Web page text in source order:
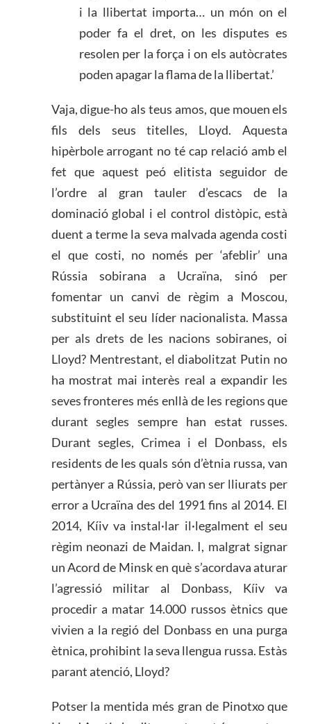
i la llibertat importa… un món on el
poder fa el dret, on les disputes es
resolen per la força i on els autòcrates
poden apagar la flama de la llibertat.’
Vaja, digue-ho als teus amos, que mouen els
fils dels seus titelles, Lloyd. Aquesta
hipèrbole arrogant no té cap relació amb el
fet que aquest peó elitista seguidor de
l’ordre al gran tauler d’escacs de la
dominació global i el control distòpic, està
duent a terme la seva malvada agenda costi
el que costi, no només per ‘afeblir’ una
Rússia sobirana a Ucraïna, sinó per
fomentar un canvi de règim a Moscou,
substituint el seu líder nacionalista. Massa
per als drets de les nacions sobiranes, oi
Lloyd? Mentrestant, el diabolitzat Putin no
ha mostrat mai interès real a expandir les
seves fronteres més enllà de les regions que
durant segles sempre han estat russes.
Durant segles, Crimea i el Donbass, els
residents de les quals són d’ètnia russa, van
pertànyer a Rússia, però van ser lliurats per
error a Ucraïna des del 1991 fins al 2014. El
2014, Kíiv va instal·lar il·legalment el seu
règim neonazi de Maidan. I, malgrat signar
un Acord de Minsk en què s’acordava aturar
l’agressió militar al Donbass, Kíiv va
procedir a matar 14.000 russos ètnics que
vivien a la regió del Donbass en una purga
ètnica, prohibint la seva llengua russa. Estàs
parant atenció, Lloyd?
Potser la mentida més gran de Pinotxo que